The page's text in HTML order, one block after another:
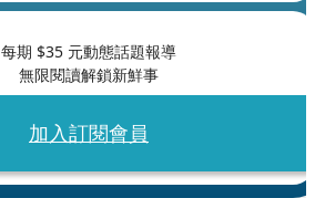
每期 $35 元動態話題報導
無限閱讀解鎖新鮮事
加入訂閱會員